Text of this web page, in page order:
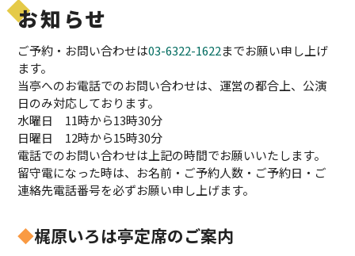
お知らせ
ご予約・お問い合わせは03-6322-1622までお願い申し上げ
ます。
当亭へのお電話でのお問い合わせは、運営の都合上、公演
日のみ対応しております。
水曜日 11時から13時30分
日曜日 12時から15時30分
電話でのお問い合わせは上記の時間でお願いいたします。
留守電になった時は、お名前・ご予約人数・ご予約日・ご
連絡先電話番号を必ずお願い申し上げます。
◆梶原いろは亭定席のご案内